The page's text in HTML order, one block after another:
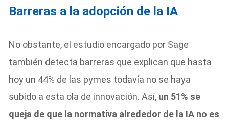
Barreras a la adopción de la IA
No obstante, el estudio encargado por Sage
también detecta barreras que explican que hasta
hoy un 44% de las pymes todavía no se haya
subido a esta ola de innovación. Así, un 51% se
queja de que la normativa alrededor de la IA no es